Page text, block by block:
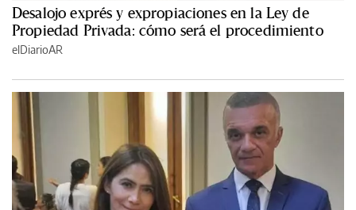
Desalojo exprés y expropiaciones en la Ley de
Propiedad Privada: cómo será el procedimiento
elDiarioAR